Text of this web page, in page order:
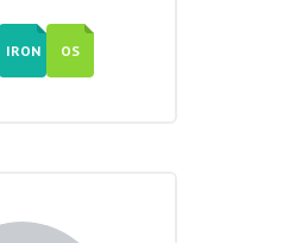
IRON OS